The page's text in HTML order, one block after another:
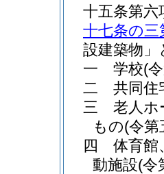
十五条第
十七条の三
設建築物」
一
学校(
二
共同住
三
老人ホ
もの(令
四
体育館
動施設(令